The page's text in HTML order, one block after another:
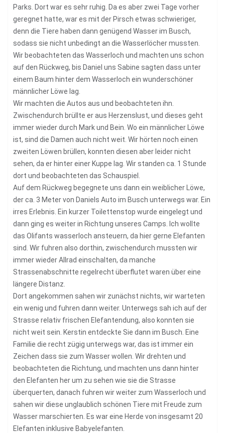
Parks. Dort war es sehr ruhig. Da es aber zwei Tage vorher
geregnet hatte, war es mit der Pirsch etwas schwieriger,
denn die Tiere haben dann genügend Wasser im Busch,
sodass sie nicht unbedingt an die Wasserlöcher mussten.
Wir beobachteten das Wasserloch und machten uns schon
auf den Rückweg, bis Daniel uns Sabine sagten dass unter
einem Baum hinter dem Wasserloch ein wunderschöner
männlicher Löwe lag.
Wir machten die Autos aus und beobachteten ihn.
Zwischendurch brüllte er aus Herzenslust, und dieses geht
immer wieder durch Mark und Bein. Wo ein männlicher Löwe
ist, sind die Damen auch nicht weit. Wir hörten noch einen
zweiten Löwen brüllen, konnten diesen aber leider nicht
sehen, da er hinter einer Kuppe lag. Wir standen ca. 1 Stunde
dort und beobachteten das Schauspiel.
Auf dem Rückweg begegnete uns dann ein weiblicher Löwe,
der ca. 3 Meter von Daniels Auto im Busch unterwegs war. Ein
irres Erlebnis. Ein kurzer Toilettenstop wurde eingelegt und
dann ging es weiter in Richtung unseres Camps. Ich wollte
das Olifants wasserloch ansteuern, da hier gerne Elefanten
sind. Wir fuhren also dorthin, zwischendurch mussten wir
immer wieder Allrad einschalten, da manche
Strassenabschnitte regelrecht überflutet waren über eine
längere Distanz.
Dort angekommen sahen wir zunächst nichts, wir warteten
ein wenig und fuhren dann weiter. Unterwegs sah ich auf der
Strasse relativ frischen Elefantendung, also konnten sie
nicht weit sein. Kerstin entdeckte Sie dann im Busch. Eine
Familie die recht zügig unterwegs war, das ist immer ein
Zeichen dass sie zum Wasser wollen. Wir drehten und
beobachteten die Richtung, und machten uns dann hinter
den Elefanten her um zu sehen wie sie die Strasse
überquerten, danach fuhren wir weiter zum Wasserloch und
sahen wir diese unglaublich schönen Tiere mit Freude zum
Wasser marschierten. Es war eine Herde von insgesamt 20
Elefanten inklusive Babyelefanten.